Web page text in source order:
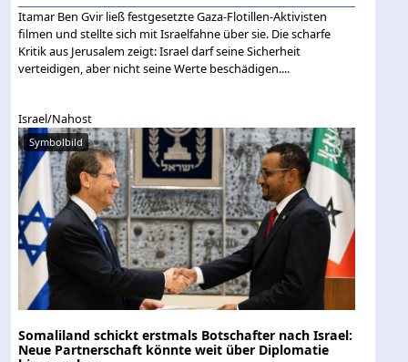
Itamar Ben Gvir ließ festgesetzte Gaza-Flotillen-Aktivisten
filmen und stellte sich mit Israelfahne über sie. Die scharfe
Kritik aus Jerusalem zeigt: Israel darf seine Sicherheit
verteidigen, aber nicht seine Werte beschädigen....
Israel/Nahost
Symbolbild
Somaliland schickt erstmals Botschafter nach Israel:
Neue Partnerschaft könnte weit über Diplomatie